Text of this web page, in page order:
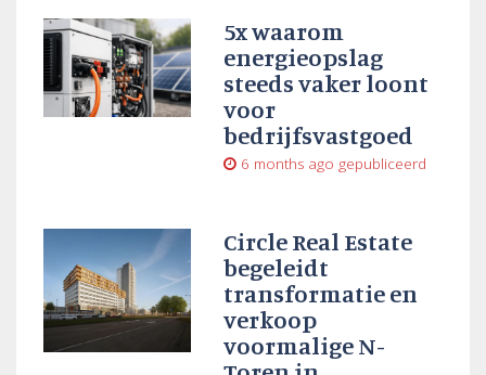
5x waarom
energieopslag
steeds vaker loont
voor
bedrijfsvastgoed
6 months ago gepubliceerd
Circle Real Estate
begeleidt
transformatie en
verkoop
voormalige N-